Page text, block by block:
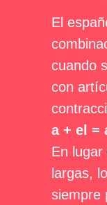
El
cuando
con
a + el =
En
largas,
siempre